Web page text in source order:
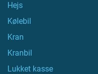
Hejs
Kølebil
Kran
Kranbil
Lukket kasse